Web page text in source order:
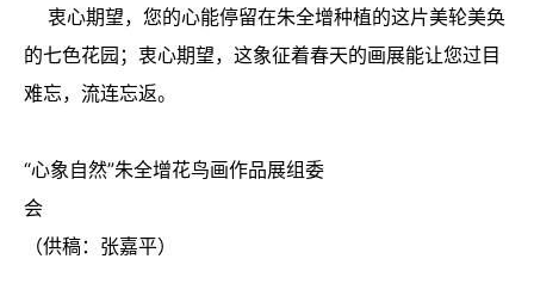
衷心期望，您的心能停留在朱全增种植的这片美轮美奂
的七色花园；衷心期望，这象征着春天的画展能让您过目
难忘，流连忘返。
“心象自然”朱全增花鸟画作品展组委
会
（供稿：张嘉平）